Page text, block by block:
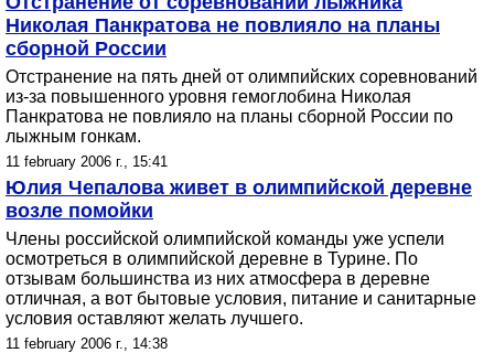
Николая Панкратова не повлияло на планы
сборной России
Отстранение на пять дней от олимпийских соревнований
из-за повышенного уровня гемоглобина Николая
Панкратова не повлияло на планы сборной России по
лыжным гонкам.
11 february 2006 г., 15:41
Юлия Чепалова живет в олимпийской деревне
возле помойки
Члены российской олимпийской команды уже успели
осмотреться в олимпийской деревне в Турине. По
отзывам большинства из них атмосфера в деревне
отличная, а вот бытовые условия, питание и санитарные
условия оставляют желать лучшего.
11 february 2006 г., 14:38